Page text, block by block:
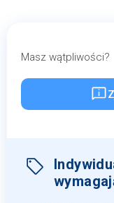
Masz wątpliwości?